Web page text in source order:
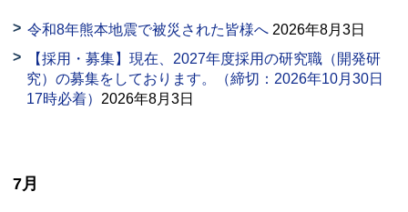
令和8年熊本地震で被災された皆様へ 2026年8月3日
【採用・募集】現在、2027年度採用の研究職（開発研
究）の募集をしております。（締切：2026年10月30日
17時必着） 2026年8月3日
7月